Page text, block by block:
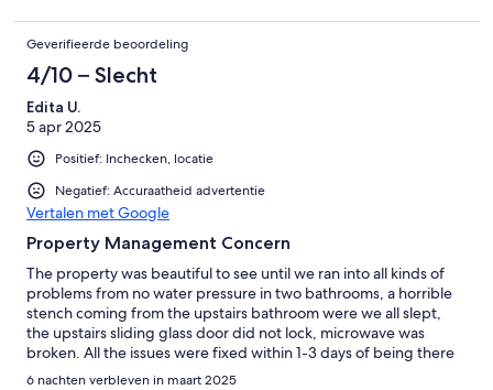
Geverifieerde beoordeling
4/10 – Slecht
Edita U.
5 apr 2025
Positief: Inchecken, locatie
Negatief: Accuraatheid advertentie
Vertalen met Google
Property Management Concern
The property was beautiful to see until we ran into all kinds of
problems from no water pressure in two bathrooms, a horrible
stench coming from the upstairs bathroom were we all slept,
the upstairs sliding glass door did not lock, microwave was
broken. All the issues were fixed within 1-3 days of being there
for a six day stay. I was told that we were the first group to stay
6 nachten verbleven in maart 2025